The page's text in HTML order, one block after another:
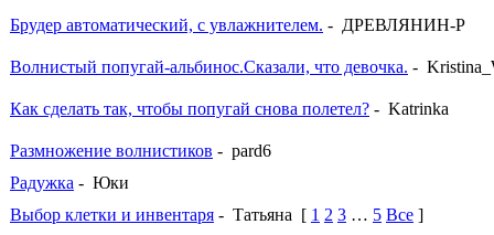
Брудер автоматический, с увлажнителем. - ДРЕВЛЯНИН-Р
Волнистый попугай-альбинос.Сказали, что девочка. -
Как сделать так, чтобы попугай снова полетел? - Katrinka
Размножение волнистиков - pard6
Радужка - Юки
Выбор клетки и инвентаря - Татьяна [ 1 2 3 … 5 Все ]